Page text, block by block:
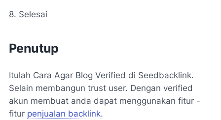
8. Selesai
Penutup
Itulah Cara Agar Blog Verified di Seedbacklink.
Selain membangun trust user. Dengan verified
akun membuat anda dapat menggunakan fitur -
fitur penjualan backlink.